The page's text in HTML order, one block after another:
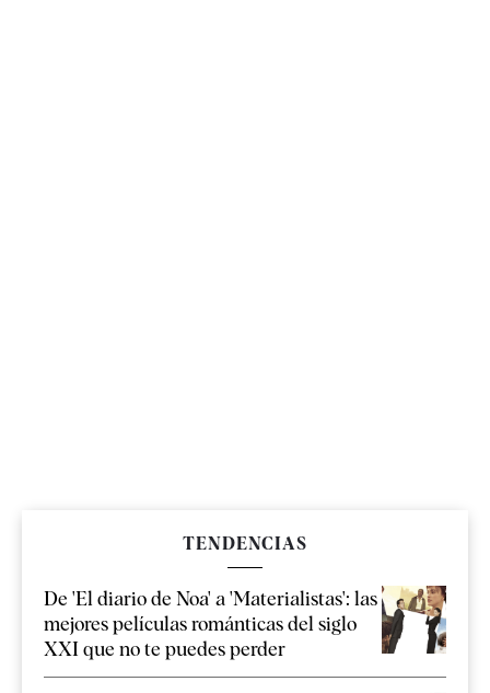
TENDENCIAS
De 'El diario de Noa' a 'Materialistas': las
mejores películas románticas del siglo
XXI que no te puedes perder